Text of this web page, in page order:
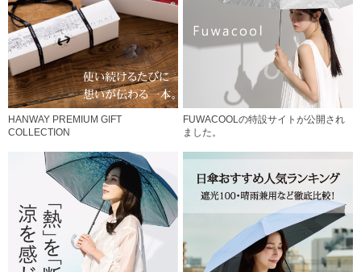
HANWAY PREMIUM GIFT
COLLECTION
FUWACOOLの特設サイトが公開され
ました。